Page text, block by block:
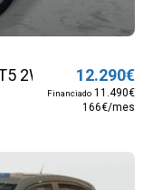
2WD Sense (Con
12.290€
Financiado 11.490€
166€/mes